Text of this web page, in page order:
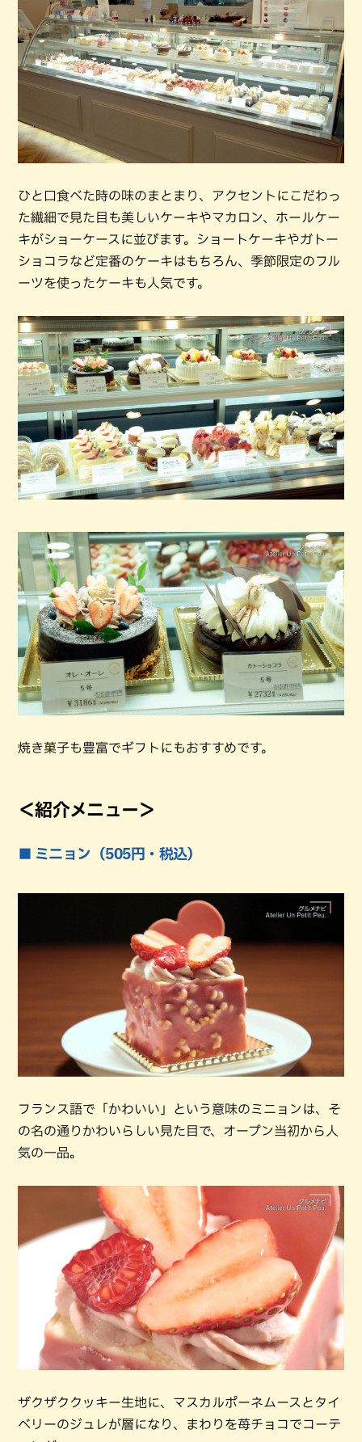
ひと口食べた時の味のまとまり、アクセントにこだわっ
た繊細で見た目も美しいケーキやマカロン、ホールケー
キがショーケースに並びます。ショートケーキやガトー
ショコラなど定番のケーキはもちろん、季節限定のフル
ーツを使ったケーキも人気です。
焼き菓子も豊富でギフトにもおすすめです。
＜紹介メニュー＞
■ ミニョン（505円・税込）
フランス語で「かわいい」という意味のミニョンは、そ
の名の通りかわいらしい見た目で、オープン当初から人
気の一品。
ザクザククッキー生地に、マスカルポーネムースとタイ
ベリーのジュレが層になり、まわりを苺チョコでコーテ